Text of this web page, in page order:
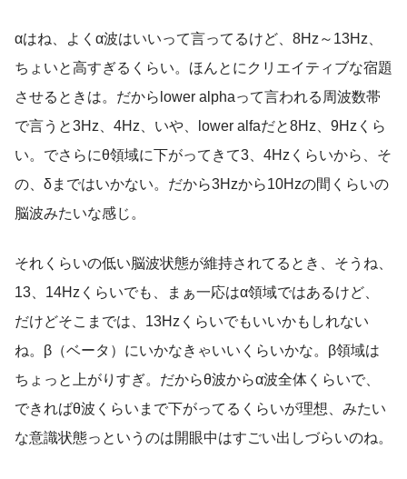
αはね、よくα波はいいって言ってるけど、8Hz～13Hz、
ちょいと高すぎるくらい。ほんとにクリエイティブな宿題
させるときは。だからlower alphaって言われる周波数帯
で言うと3Hz、4Hz、いや、lower alfaだと8Hz、9Hzくら
い。でさらにθ領域に下がってきて3、4Hzくらいから、そ
の、δまではいかない。だから3Hzから10Hzの間くらいの
脳波みたいな感じ。
それくらいの低い脳波状態が維持されてるとき、そうね、
13、14Hzくらいでも、まぁ一応はα領域ではあるけど、
だけどそこまでは、13Hzくらいでもいいかもしれない
ね。β（ベータ）にいかなきゃいいくらいかな。β領域は
ちょっと上がりすぎ。だからθ波からα波全体くらいで、
できればθ波くらいまで下がってるくらいが理想、みたい
な意識状態っというのは開眼中はすごい出しづらいのね。